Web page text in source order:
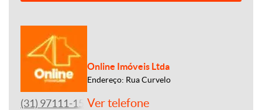
Online Imóveis Ltda
Endereço: Rua Curvelo
(31) 97111-1500Ver telefone